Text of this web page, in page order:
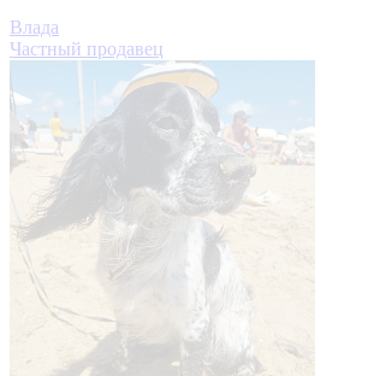
Влада
Частный продавец